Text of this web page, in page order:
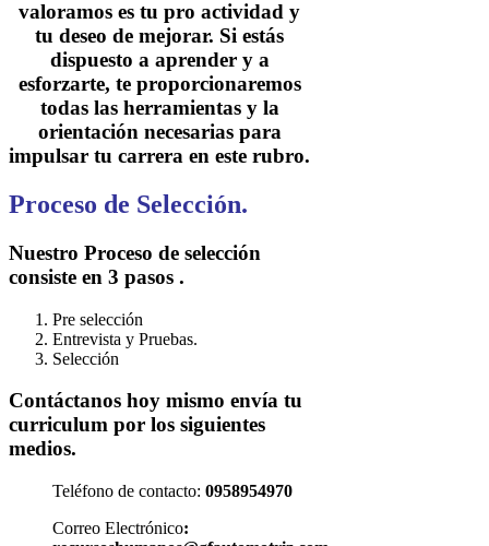
valoramos es tu pro actividad y
tu deseo de mejorar. Si estás
dispuesto a aprender y a
esforzarte, te proporcionaremos
todas las herramientas y la
orientación necesarias para
impulsar tu carrera en este rubro.
Proceso de Selección.
Nuestro Proceso de selección
consiste en 3 pasos .
Pre selección
Entrevista y Pruebas.
Selección
Contáctanos hoy mismo envía tu
curriculum por los siguientes
medios.
Teléfono de contacto: 0958954970
Correo Electrónico: